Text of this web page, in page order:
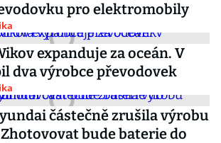
pro elektromobily
expanduje za oceán. V
dva výrobce převodovek
částečně zrušila výrobu
bude baterie do